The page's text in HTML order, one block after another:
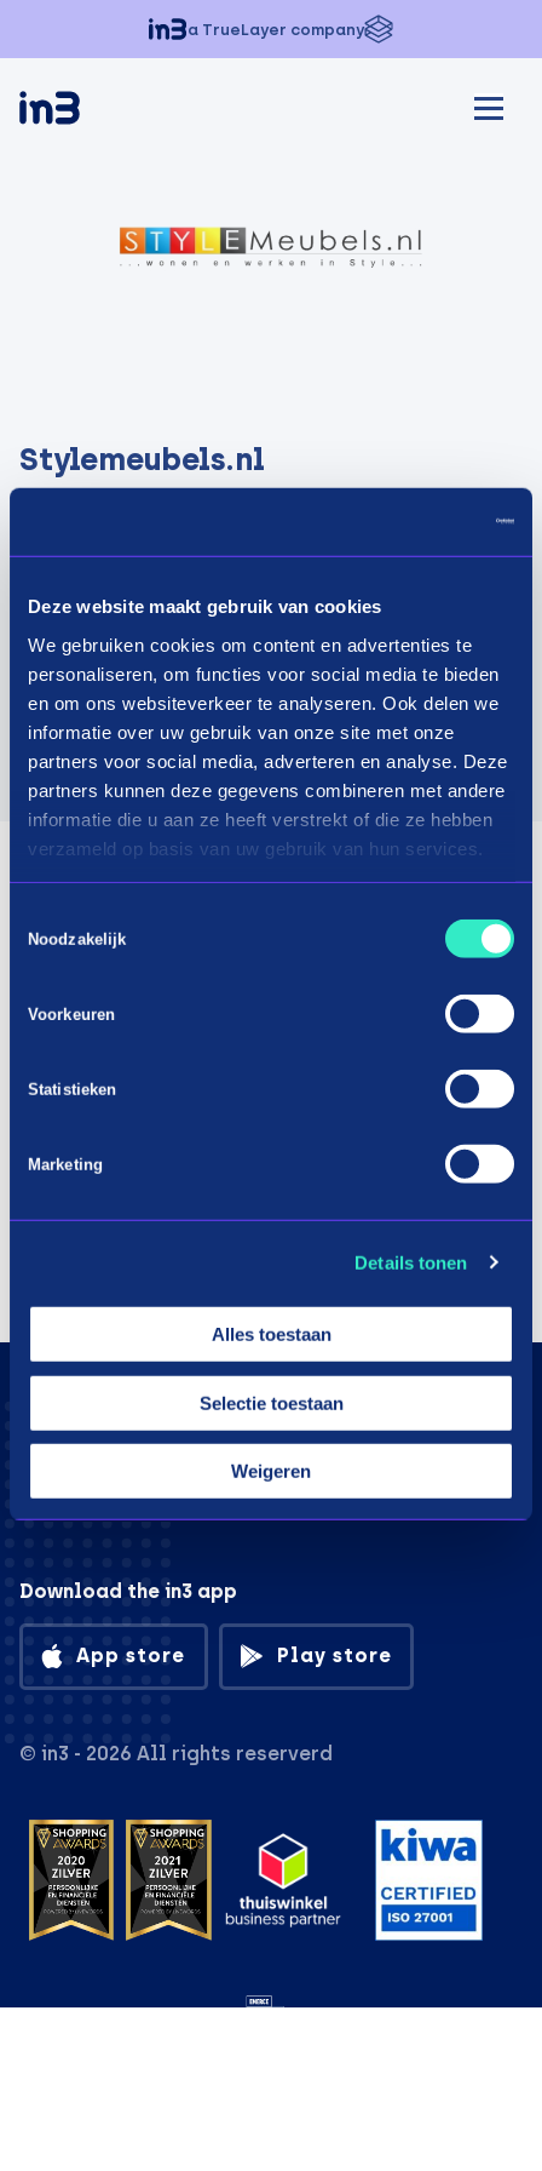
Deze website maakt gebruik van cookies
We gebruiken cookies om content en advertenties te
personaliseren, om functies voor social media te bieden
en om ons websiteverkeer te analyseren. Ook delen we
informatie over uw gebruik van onze site met onze
partners voor social media, adverteren en analyse. Deze
partners kunnen deze gegevens combineren met andere
informatie die u aan ze heeft verstrekt of die ze hebben
verzameld op basis van uw gebruik van hun services.
Noodzakelijk
Voorkeuren
Statistieken
Marketing
Details tonen
Alles toestaan
Selectie toestaan
Weigeren
a TrueLayer company
Stylemeubels.nl
Download the in3 app
App store Play store
© in3 - 2026 All rights reserverd